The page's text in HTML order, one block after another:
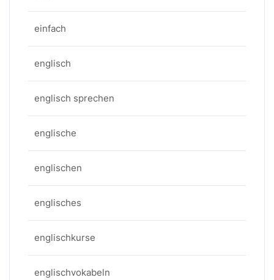
einfach
englisch
englisch sprechen
englische
englischen
englisches
englischkurse
englischvokabeln